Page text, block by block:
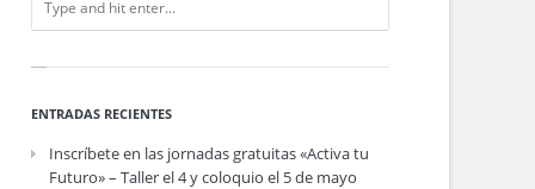
ENTRADAS RECIENTES
Inscríbete en las jornadas gratuitas «Activa tu
Futuro» – Taller el 4 y coloquio el 5 de mayo